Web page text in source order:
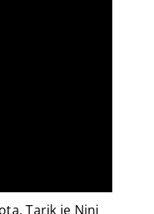
Tarik je Nini